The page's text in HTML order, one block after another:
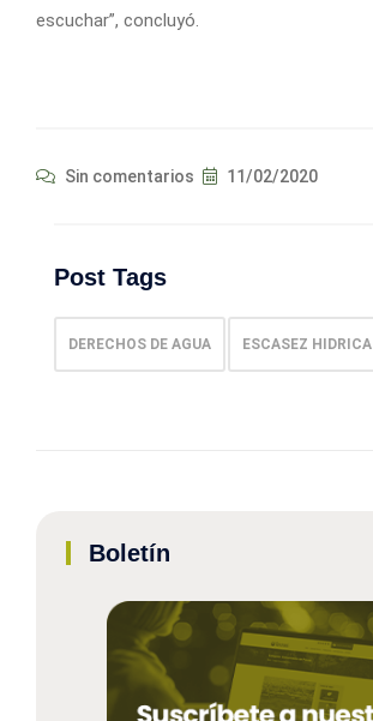
escuchar”, concluyó.
Sin comentarios 11/02/2020
Post Tags
DERECHOS DE AGUA ESCASEZ HIDRICA
Boletín